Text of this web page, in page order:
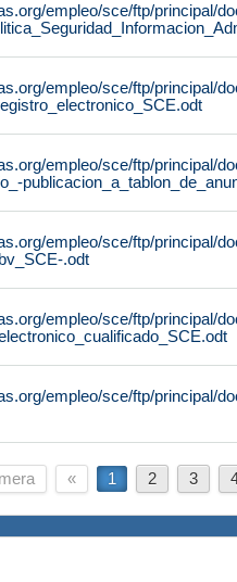
empleo/sce/ftp/principal/
empleo/sce/ftp/principal/
empleo/sce/ftp/principal/
empleo/sce/ftp/principal/
.odt
empleo/sce/ftp/principal/
empleo/sce/ftp/principal/
« 1 2 3